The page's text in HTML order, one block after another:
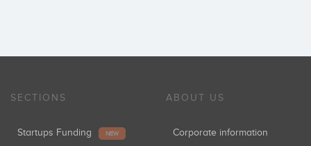
SECTIONS
Startups Funding NEW
ABOUT US
Corporate information